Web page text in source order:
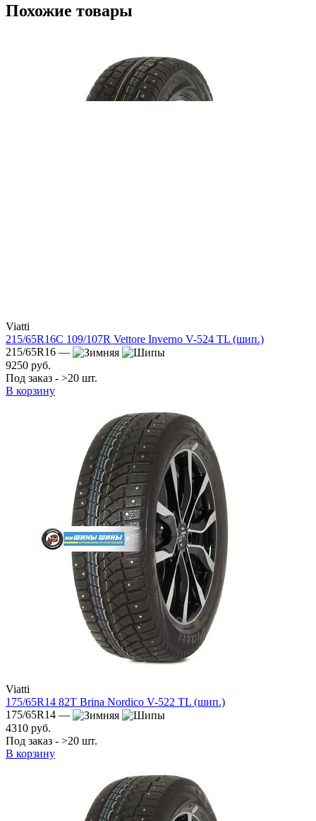
Похожие товары
Viatti
215/65R16C 109/107R Vettore Inverno V-524 TL (шип.)
215/65R16 —
9250 руб.
Под заказ - >20 шт.
В корзину
Viatti
175/65R14 82T Brina Nordico V-522 TL (шип.)
175/65R14 —
4310 руб.
Под заказ - >20 шт.
В корзину